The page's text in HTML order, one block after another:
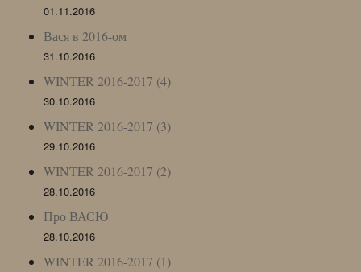
01.11.2016
Вася в 2016-ом
31.10.2016
WINTER 2016-2017 (4)
30.10.2016
WINTER 2016-2017 (3)
29.10.2016
WINTER 2016-2017 (2)
28.10.2016
Про ВАСЮ
28.10.2016
WINTER 2016-2017 (1)